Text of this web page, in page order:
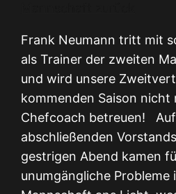
Frank Neumann tritt mit
als Trainer der zweiten
und wird unsere
kommenden Saison nicht
Chefcoach betreuen!
abschließenden
gestrigen Abend kamen
unumgängliche Probleme